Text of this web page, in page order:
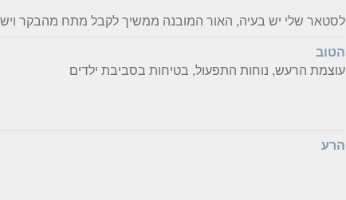
לסטאר שלי יש בעיה, האור המובנה ממשיך לקבל מתח מהבקר ויש
הטוב
עוצמת הרעש, נוחות התפעול, בטיחות בסביבת ילדים
הרע